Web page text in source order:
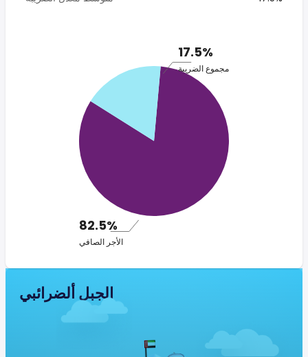
17.5%
مجموع الضريبة
82.5%
الأجر الصافي
الجبل ألضرائبي